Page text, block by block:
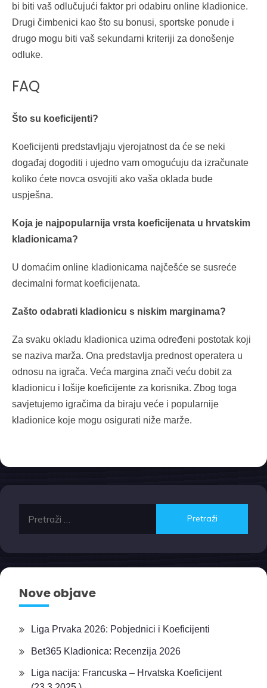
bi biti vaš odlučujući faktor pri odabiru online kladionice.
Drugi čimbenici kao što su bonusi, sportske ponude i
drugo mogu biti vaš sekundarni kriteriji za donošenje
odluke.
FAQ
Što su koeficijenti?
Koeficijenti predstavljaju vjerojatnost da će se neki
događaj dogoditi i ujedno vam omogućuju da izračunate
koliko ćete novca osvojiti ako vaša oklada bude
uspješna.
Koja je najpopularnija vrsta koeficijenata u hrvatskim
kladionicama?
U domaćim online kladionicama najčešće se susreće
decimalni format koeficijenata.
Zašto odabrati kladionicu s niskim marginama?
Za svaku okladu kladionica uzima određeni postotak koji
se naziva marža. Ona predstavlja prednost operatera u
odnosu na igrača. Veća margina znači veću dobit za
kladionicu i lošije koeficijente za korisnika. Zbog toga
savjetujemo igračima da biraju veće i popularnije
kladionice koje mogu osigurati niže marže.
Nove objave
Liga Prvaka 2026: Pobjednici i Koeficijenti
Bet365 Kladionica: Recenzija 2026
Liga nacija: Francuska – Hrvatska Koeficijent